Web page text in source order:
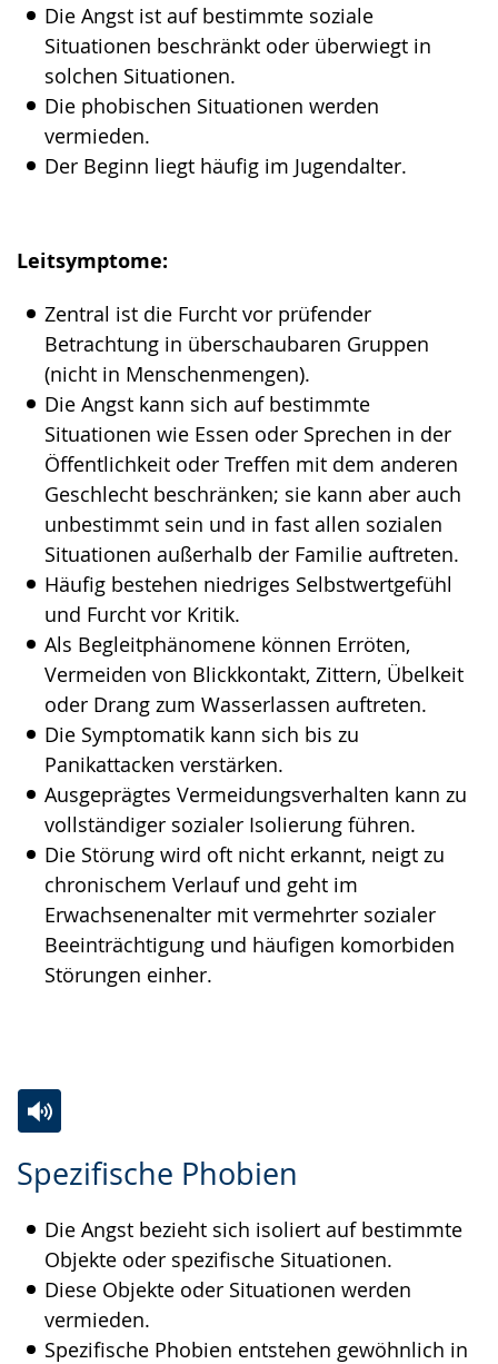
Die Angst ist auf bestimmte soziale
Situationen beschränkt oder überwiegt in
solchen Situationen.
Die phobischen Situationen werden
vermieden.
Der Beginn liegt häufig im Jugendalter.
Leitsymptome:
Zentral ist die Furcht vor prüfender
Betrachtung in überschaubaren Gruppen
(nicht in Menschenmengen).
Die Angst kann sich auf bestimmte
Situationen wie Essen oder Sprechen in der
Öffentlichkeit oder Treffen mit dem anderen
Geschlecht beschränken; sie kann aber auch
unbestimmt sein und in fast allen sozialen
Situationen außerhalb der Familie auftreten.
Häufig bestehen niedriges Selbstwertgefühl
und Furcht vor Kritik.
Als Begleitphänomene können Erröten,
Vermeiden von Blickkontakt, Zittern, Übelkeit
oder Drang zum Wasserlassen auftreten.
Die Symptomatik kann sich bis zu
Panikattacken verstärken.
Ausgeprägtes Vermeidungsverhalten kann zu
vollständiger sozialer Isolierung führen.
Die Störung wird oft nicht erkannt, neigt zu
chronischem Verlauf und geht im
Erwachsenenalter mit vermehrter sozialer
Beeinträchtigung und häufigen komorbiden
Störungen einher.
Spezifische Phobien
Die Angst bezieht sich isoliert auf bestimmte
Objekte oder spezifische Situationen.
Diese Objekte oder Situationen werden
vermieden.
Spezifische Phobien entstehen gewöhnlich in
Leichten
wechseln.
Audio-
Video
Deutscher
Gebärdensprache
wird
angezeigt.